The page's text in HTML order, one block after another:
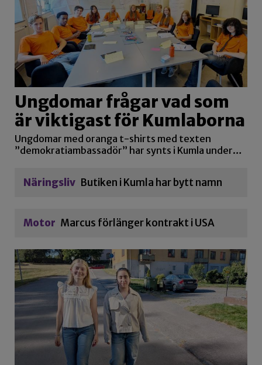
Ungdomar frågar vad som
är viktigast för Kumlaborna
Ungdomar med oranga t-shirts med texten
”demokratiambassadör” har synts i Kumla under…
Näringsliv Butiken i Kumla har bytt namn
Motor Marcus förlänger kontrakt i USA